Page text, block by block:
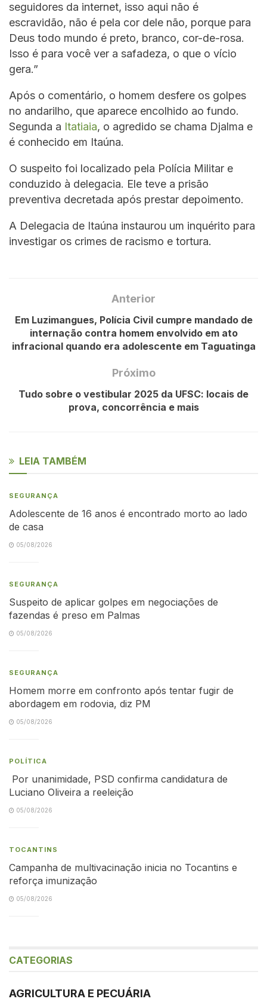
seguidores da internet, isso aqui não é
escravidão, não é pela cor dele não, porque para
Deus todo mundo é preto, branco, cor-de-rosa.
Isso é para você ver a safadeza, o que o vício
gera.”
Após o comentário, o homem desfere os golpes
no andarilho, que aparece encolhido ao fundo.
Segunda a Itatiaia, o agredido se chama Djalma e
é conhecido em Itaúna.
O suspeito foi localizado pela Polícia Militar e
conduzido à delegacia. Ele teve a prisão
preventiva decretada após prestar depoimento.
A Delegacia de Itaúna instaurou um inquérito para
investigar os crimes de racismo e tortura.
Anterior
Em Luzimangues, Polícia Civil cumpre mandado de
internação contra homem envolvido em ato
infracional quando era adolescente em Taguatinga
Próximo
Tudo sobre o vestibular 2025 da UFSC: locais de
prova, concorrência e mais
LEIA TAMBÉM
SEGURANÇA
Adolescente de 16 anos é encontrado morto ao lado
de casa
05/08/2026
SEGURANÇA
Suspeito de aplicar golpes em negociações de
fazendas é preso em Palmas
05/08/2026
SEGURANÇA
Homem morre em confronto após tentar fugir de
abordagem em rodovia, diz PM
05/08/2026
POLÍTICA
Por unanimidade, PSD confirma candidatura de
Luciano Oliveira a reeleição
05/08/2026
TOCANTINS
Campanha de multivacinação inicia no Tocantins e
reforça imunização
05/08/2026
CATEGORIAS
AGRICULTURA E PECUÁRIA